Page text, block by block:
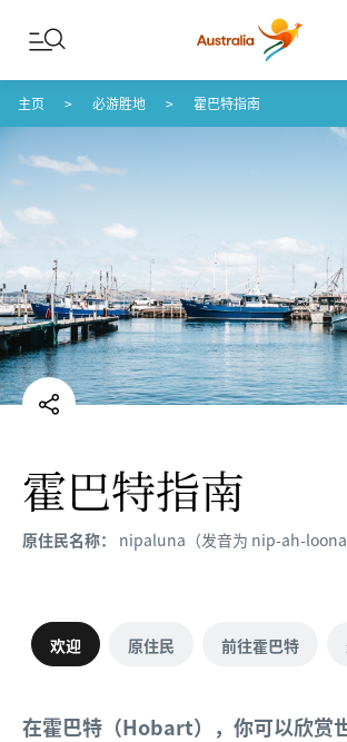
Skip to content
Skip to footer navigation
主页 必游胜地 霍巴特指南
霍巴特指南
原住民名称： nipaluna（发音为 nip-ah-loona
欢迎 原住民 前往霍巴特
在霍巴特（Hobart），你可以欣赏